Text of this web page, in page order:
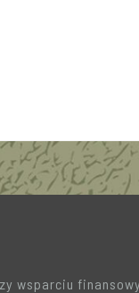
wsparciu